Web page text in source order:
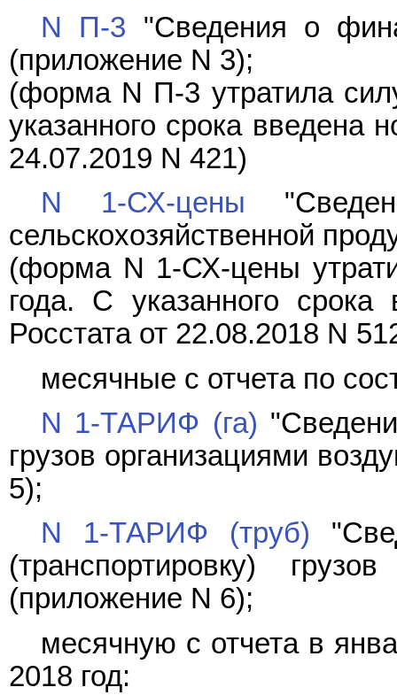
N П-3 "Сведения о
(приложение N 3);
(форма N П-3 утратила
указанного срока введена
24.07.2019 N 421)
N 1-СХ-цены
сельскохозяйственной
(форма N 1-СХ-цены
года. С указанного
Росстата от 22.08.2018 N
месячные с отчета по
N 1-ТАРИФ (га)
грузов организациями
5);
N 1-ТАРИФ (труб)
(транспортировку)
(приложение N 6);
месячную с отчета в
2018 год: